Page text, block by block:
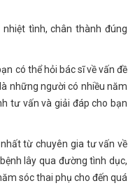
tình, chân thành đúng
có thể hỏi bác sĩ về vấn đề
những người có nhiều năm
tư vấn và giải đáp cho bạn
từ chuyên gia tư vấn về
lây qua đường tình dục,
sóc thai phụ cho đến quá